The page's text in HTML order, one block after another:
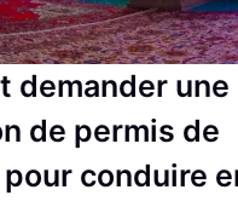
demander une
de permis de
conduire